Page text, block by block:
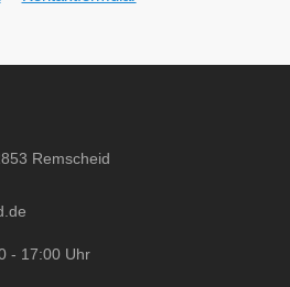
Remscheid
- 17:00 Uhr